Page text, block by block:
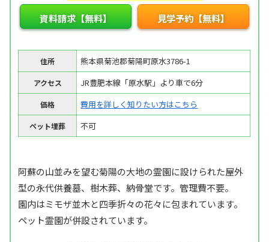
資料請求【無料】 見学予約【無料】
住所 熊本県菊池郡菊陽町原水3786-1
アクセス JR豊肥本線「原水駅」より車で6分
価格 費用を詳しく知りたい方はこちら
ペット埋葬 不可
阿蘇の山並みを望む菊陽の大地の霊園に設けられた屋外
型の永代供養墓、樹木葬、納骨堂です。管理費不要。
園内はミモザ並木と四季折々の花々に包まれています。
ペット霊園が併設されています。